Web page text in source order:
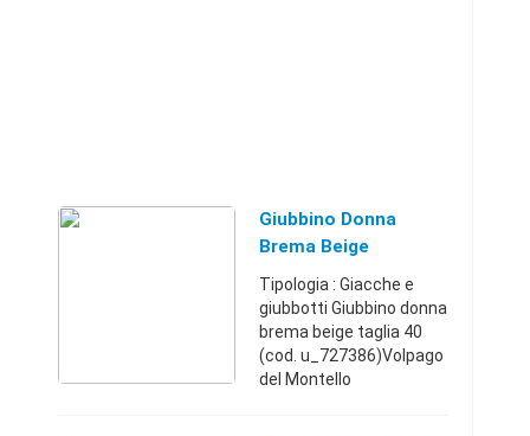
Giubbino Donna
Brema Beige
Tipologia : Giacche e
giubbotti Giubbino donna
brema beige taglia 40
(cod. u_727386)Volpago
del Montello